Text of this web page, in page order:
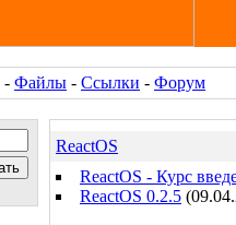
- Файлы - Ссылки - Форум
ReactOS
ReactOS - Курс
ReactOS 0.2.5